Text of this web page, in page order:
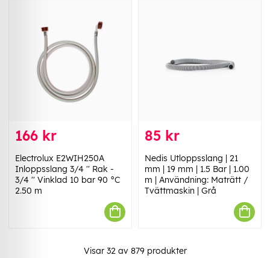
166 kr
Electrolux E2WIH250A
Inloppsslang 3/4 '' Rak -
3/4 '' Vinklad 10 bar 90 °C
2.50 m
85 kr
Nedis Utloppsslang | 21
mm | 19 mm | 1.5 Bar | 1.00
m | Användning: Maträtt /
Tvättmaskin | Grå
Visar 32av 879produkter